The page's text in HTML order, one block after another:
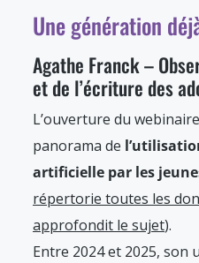
Une génération
Agathe Franck –
et de l’écriture des
L’ouverture du
panorama de
artificielle par les
répertorie toutes les
approfondit le sujet).
Entre 2024 et 2025, son